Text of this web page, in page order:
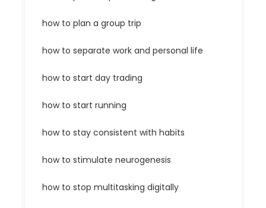
how to plan a group trip
how to separate work and personal life
how to start day trading
how to start running
how to stay consistent with habits
how to stimulate neurogenesis
how to stop multitasking digitally